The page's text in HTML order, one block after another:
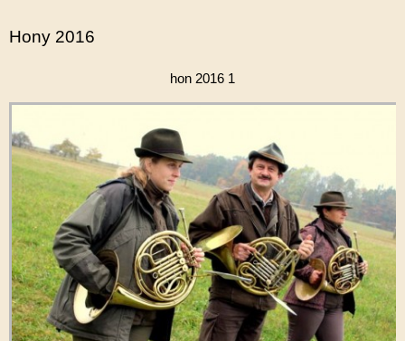
Hony 2016
hon 2016 1